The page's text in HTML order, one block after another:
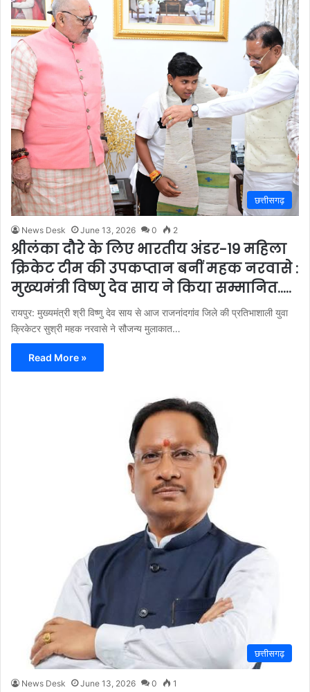
छत्तीसगढ़
News Desk June 13, 2026 0 2
श्रीलंका दौरे के लिए भारतीय अंडर-19 महिला
क्रिकेट टीम की उपकप्तान बनीं महक नरवासे :
मुख्यमंत्री विष्णु देव साय ने किया सम्मानित…..
रायपुर: मुख्यमंत्री श्री विष्णु देव साय से आज राजनांदगांव जिले की प्रतिभाशाली युवा
क्रिकेटर सुश्री महक नरवासे ने सौजन्य मुलाकात…
Read More »
छत्तीसगढ़
News Desk June 13, 2026 0 1